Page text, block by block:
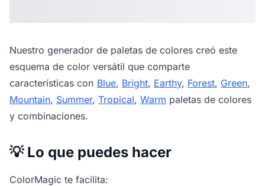
Nuestro generador de paletas de colores creó este
esquema de color versátil que comparte
características con Blue, Bright, Earthy, Forest, Green,
Mountain, Summer, Tropical, Warm paletas de colores
y combinaciones.
💡 Lo que puedes hacer
ColorMagic te facilita: